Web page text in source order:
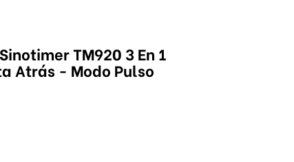
TM920 3 En 1
Atrás - Modo Pulso